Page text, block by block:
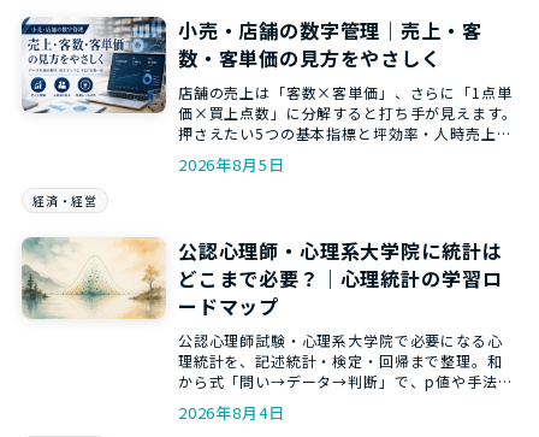
小売・店舗の数字管理｜売上・客
数・客単価の見方をやさしく
店舗の売上は「客数×客単価」、さらに「1点単
価×買上点数」に分解すると打ち手が見えます。
押さえたい5つの基本指標と坪効率・人時売上高
の見方まで、和からの数トレ講師がやさしく解
説します。
2026年8月5日
経済・経営
公認心理師・心理系大学院に統計は
どこまで必要？｜心理統計の学習ロ
ードマップ
公認心理師試験・心理系大学院で必要になる心
理統計を、記述統計・検定・回帰まで整理。和
から式「問い→データ→判断」で、p値や手法選
びを意味から理解する学習ロードマップです。
2026年8月4日